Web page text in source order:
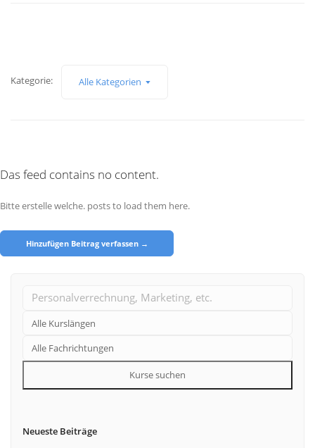
Kategorie: Alle Kategorien
Das feed contains no content.
Bitte erstelle welche. posts to load them here.
Hinzufügen Beitrag verfassen →
Kurse suchen
Neueste Beiträge